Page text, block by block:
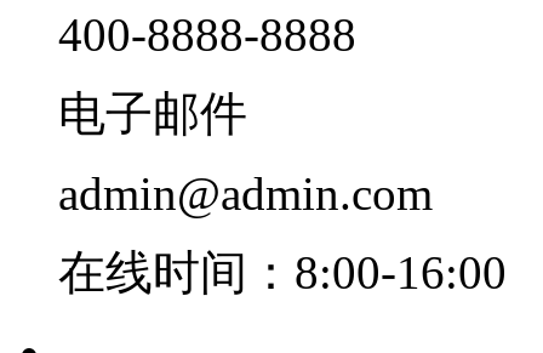
400-8888-8888
电子邮件
admin@admin.com
在线时间：8:00-16:00